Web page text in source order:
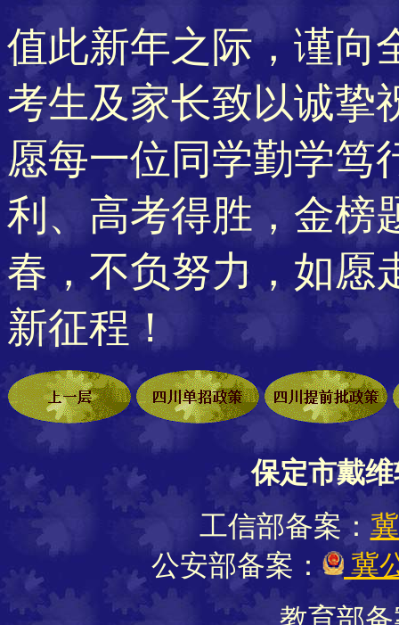
值此新年之际，谨向
考生及家长致以诚挚
愿每一位同学勤学笃
利、高考得胜，金榜
春，不负努力，如愿
新征程！
保定市戴
工信部备案：
公安部备案：
冀